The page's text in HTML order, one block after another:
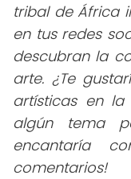
tribal de África
en tus redes
descubran la
arte. ¿Te
artísticas en
algún tema
encantaría
comentarios!